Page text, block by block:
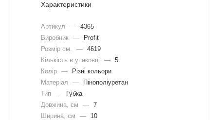
Характеристики
Артикул — 4365
Виробник —
Profit
Розмір см.
— 4619
Кількість в упаковці
— 5
Колір —
Різні кольори
Матеріал
—
Пінополіуретан
Тип
—
Губка
Довжина, cм
— 7
Ширина, cм
—
10